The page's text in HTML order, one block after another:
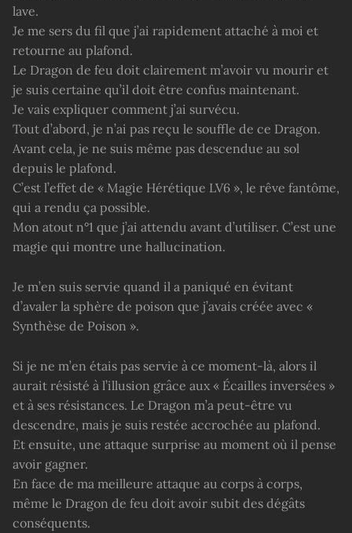
lave.
Je me sers du fil que j’ai rapidement attaché à moi et
retourne au plafond.
Le Dragon de feu doit clairement m’avoir vu mourir et
je suis certaine qu’il doit être confus maintenant.
Je vais expliquer comment j’ai survécu.
Tout d’abord, je n’ai pas reçu le souffle de ce Dragon.
Avant cela, je ne suis même pas descendue au sol
depuis le plafond.
C’est l’effet de « Magie Hérétique LV6 », le rêve fantôme,
qui a rendu ça possible.
Mon atout n°1 que j’ai attendu avant d’utiliser. C’est une
magie qui montre une hallucination.
Je m’en suis servie quand il a paniqué en évitant
d’avaler la sphère de poison que j’avais créée avec «
Synthèse de Poison ».
Si je ne m’en étais pas servie à ce moment-là, alors il
aurait résisté à l’illusion grâce aux « Écailles inversées »
et à ses résistances. Le Dragon m’a peut-être vu
descendre, mais je suis restée accrochée au plafond.
Et ensuite, une attaque surprise au moment où il pense
avoir gagner.
En face de ma meilleure attaque au corps à corps,
même le Dragon de feu doit avoir subit des dégâts
conséquents.